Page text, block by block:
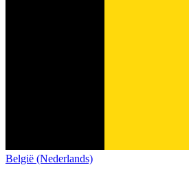
België (Nederlands)